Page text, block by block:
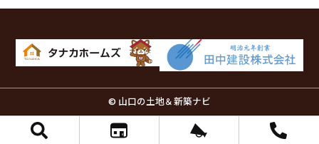
© 山口の土地＆新築ナビ